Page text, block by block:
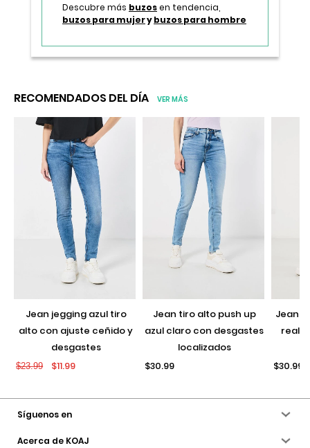
Descubre más buzosen tendencia,
buzos para mujerybuzos para hombre
RECOMENDADOS DEL DÍA VER MÁS
jean jegging azul tiro
alto con ajuste ceñido y
desgastes
$23.99 $11.99
jean tiro alto push up
azul claro con desgastes
localizados
$30.99
jean push up negro con
$30.99
Síguenos en
Acerca de KOAJ